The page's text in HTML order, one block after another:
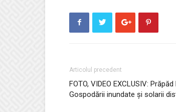
Articolul precedent
FOTO, VIDEO EXCLUSIV:
Gospodării inundate şi solarii